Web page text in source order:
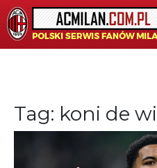
Tag: koni de